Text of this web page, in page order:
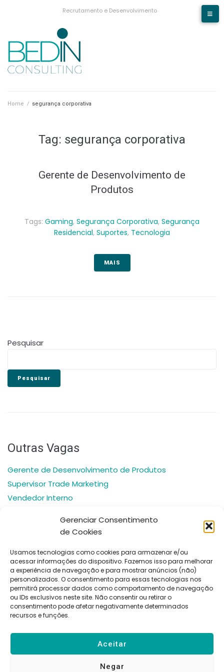
Gerenciar Consentimento
de Cookies
Usamos tecnologias como cookies para armazenar e/ou
acessar informações do dispositivo. Fazemos isso para melhorar
a experiência de navegação e para mostrar anúncios (não)
personalizados. O consentimento para essas tecnologias nos
permitirá processar dados como comportamento de navegação
ou IDs exclusivos neste site. Não consentir ou retirar o
consentimento pode afetar negativamente determinados
recursos e funções.
Aceitar
Negar
Recrutamento e Desenvolvimento
Home / segurança corporativa
Tag: segurança corporativa
Gerente de Desenvolvimento de
Produtos
Tags: Gaming, Segurança Corporativa, Segurança
Residencial, Suportes, Tecnologia
MAIS
Pesquisar
Pesquisar
Outras Vagas
Gerente de Desenvolvimento de Produtos
Supervisor Trade Marketing
Vendedor Interno
Analista Administrativo Financeiro
Bedin Consulting
CNPJ:
46.000.475/0001-89
Rua Dr. João Colin,
89204-001 –
Políticas
de
Privacid
Desenvolvido por:
Beonby Marketing